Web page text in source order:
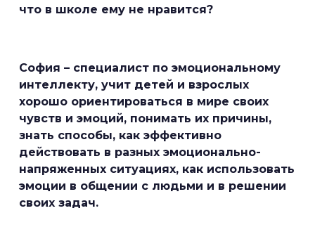
что в школе ему не нравится?
София – специалист по эмоциональному
интеллекту, учит детей и взрослых
хорошо ориентироваться в мире своих
чувств и эмоций, понимать их причины,
знать способы, как эффективно
действовать в разных эмоционально-
напряженных ситуациях, как использовать
эмоции в общении с людьми и в решении
своих задач.